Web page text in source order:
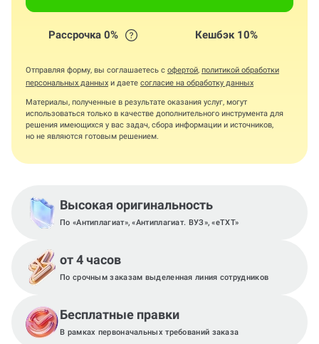
Рассрочка 0% Кешбэк 10%
Отправляя форму, вы соглашаетесь с офертой, политикой обработки
персональных данных и даете согласие на обработку данных
Материалы, полученные в результате оказания услуг, могут
использоваться только в качестве дополнительного инструмента для
решения имеющихся у вас задач, сбора информации и источников,
но не являются готовым решением.
Высокая оригинальность
По «Антиплагиат», «Антиплагиат. ВУЗ», «eTXT»
от 4 часов
По срочным заказам выделенная линия сотрудников
Бесплатные правки
В рамках первоначальных требований заказа